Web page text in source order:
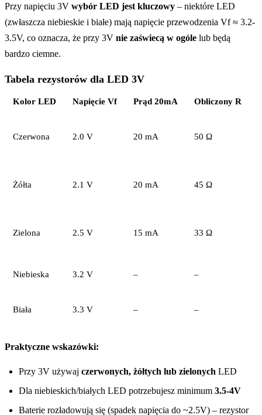
Przy napięciu 3V wybór LED jest kluczowy – niektóre LED
(zwłaszcza niebieskie i białe) mają napięcie przewodzenia Vf ≈ 3.2-
3.5V, co oznacza, że przy 3V nie zaświecą w ogóle lub będą
bardzo ciemne.
Tabela rezystorów dla LED 3V
Kolor LED Napięcie Vf Prąd 20mA Obliczony R
Czerwona 2.0 V 20 mA 50 Ω
Żółta 2.1 V 20 mA 45 Ω
Zielona 2.5 V 15 mA 33 Ω
Niebieska 3.2 V – –
Biała 3.3 V – –
Praktyczne wskazówki:
Przy 3V używaj czerwonych, żółtych lub zielonych LED
Dla niebieskich/białych LED potrzebujesz minimum 3.5-4V
Baterie rozładowują się (spadek napięcia do ~2.5V) – rezystor